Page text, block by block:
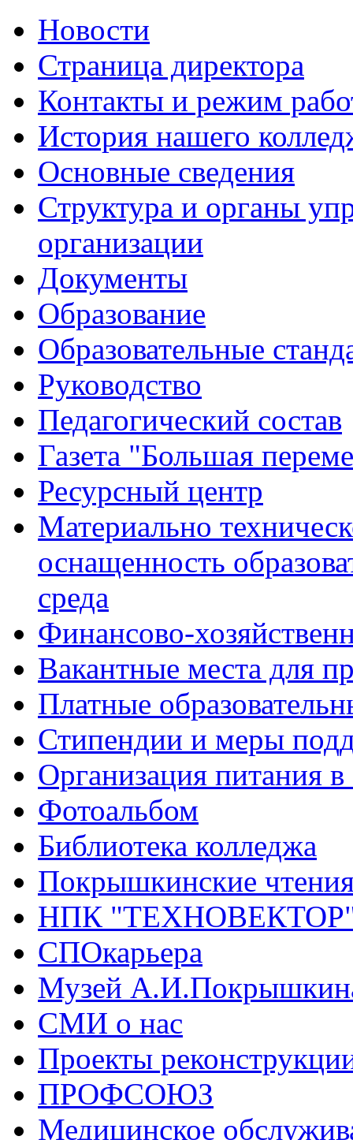
Новости
Страница директора
Контакты и режим
История нашего
Основные сведения
Структура и органы
организации
Документы
Образование
Образовательные
Руководство
Педагогический состав
Газета "Большая
Ресурсный центр
Материально
оснащенность
среда
Финансово-
Вакантные места для
Платные
Стипендии и меры
Организация питания в
Фотоальбом
Библиотека колледжа
Покрышкинские
НПК
СПОкарьера
Музей
СМИ о нас
Проекты
ПРОФСОЮЗ
Медицинское